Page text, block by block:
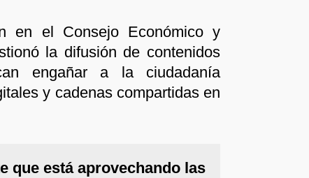
en el Consejo Económico y
la difusión de contenidos
engañar a la ciudadanía
y cadenas compartidas en
que está aprovechando las